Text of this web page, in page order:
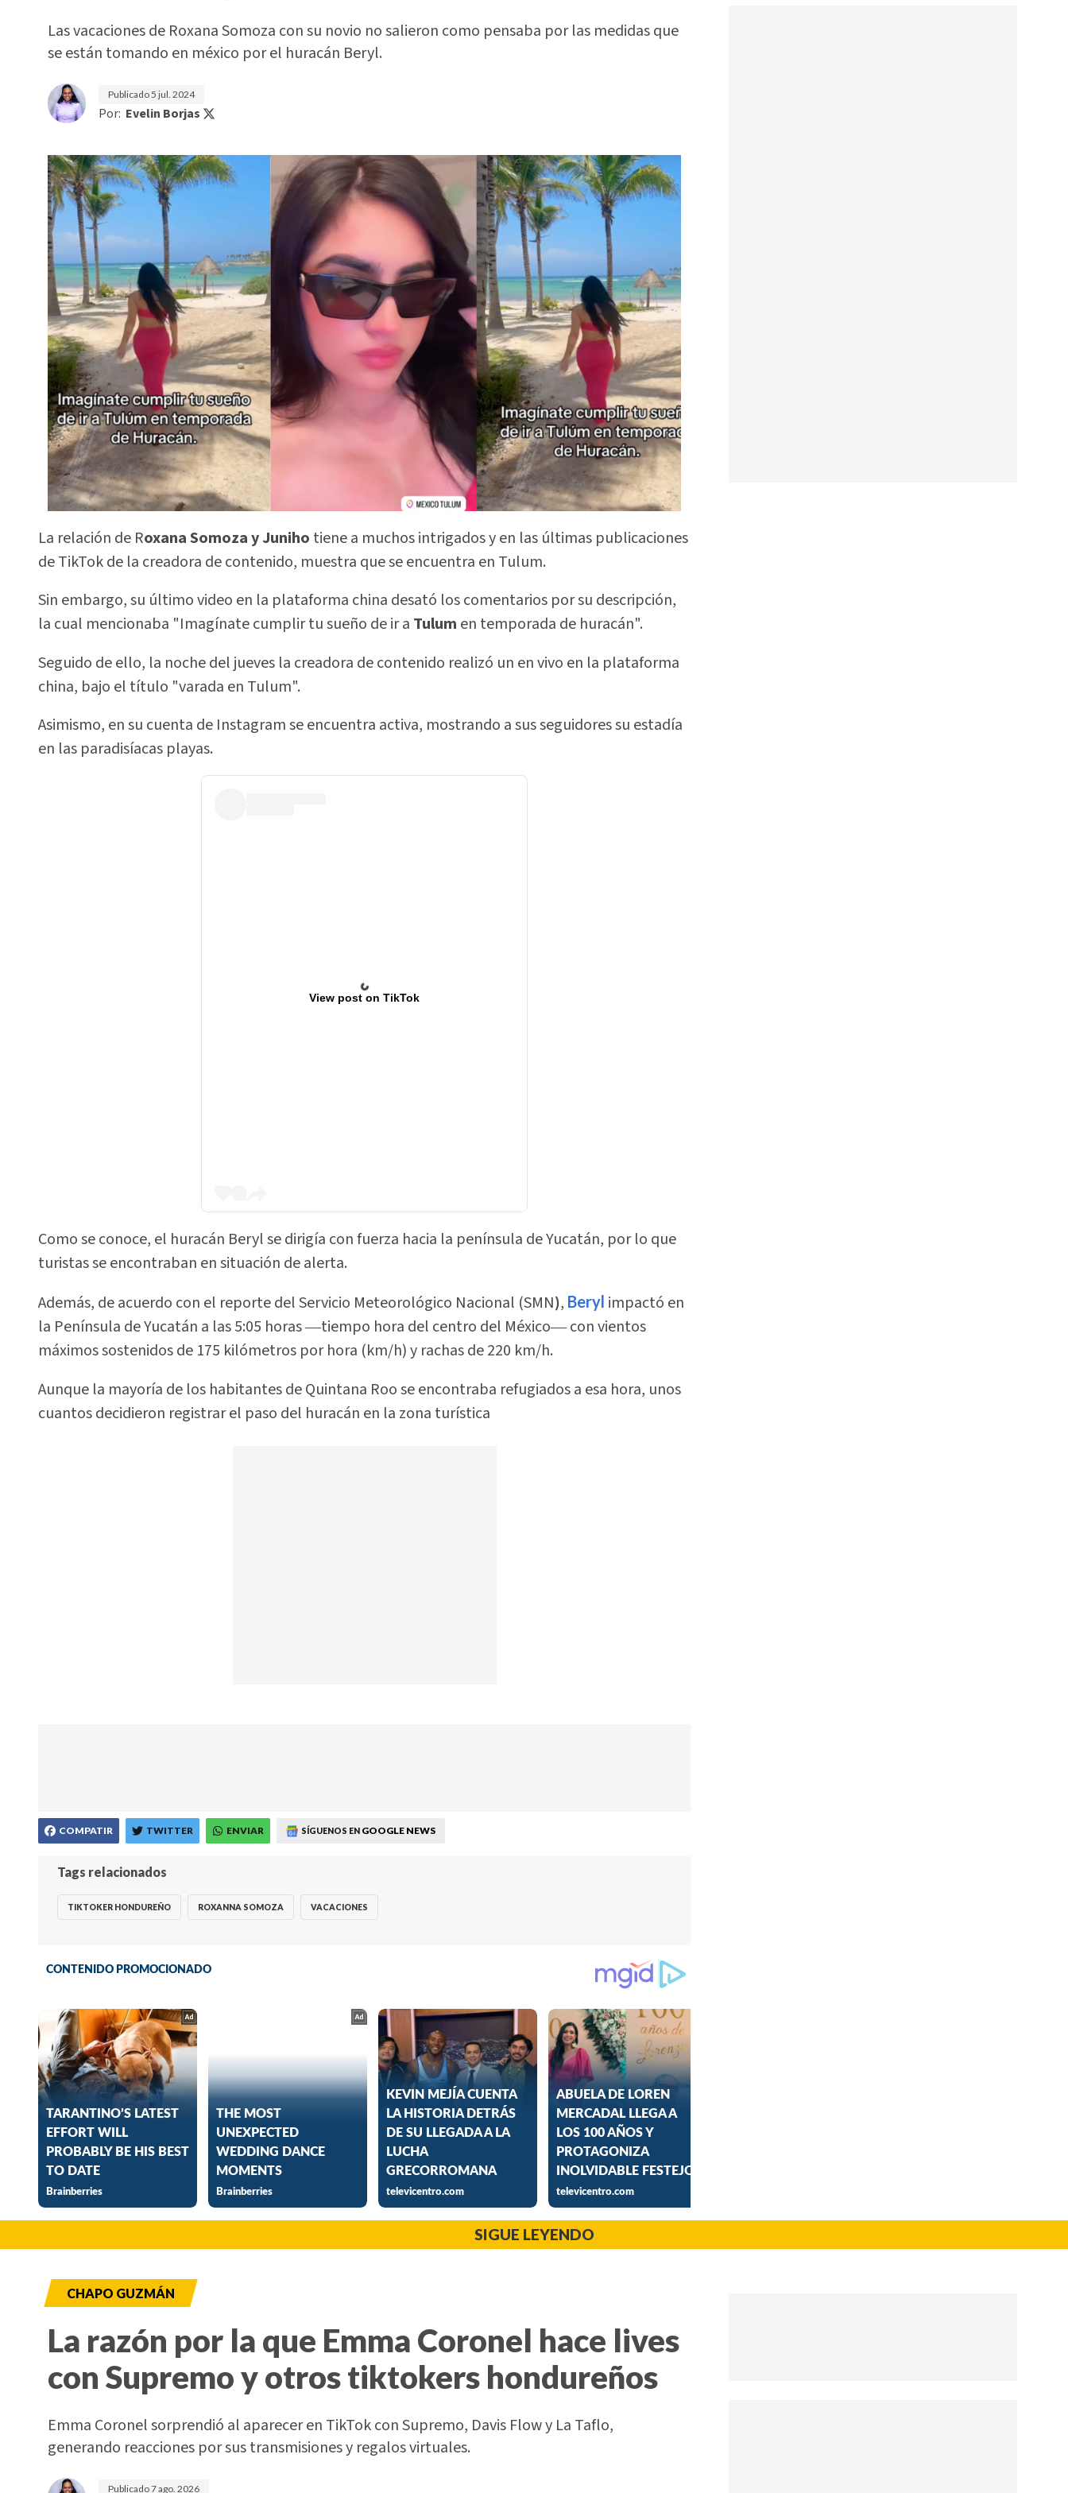
Las vacaciones de Roxana Somoza con su novio no salieron como pensaba por las medidas que
se están tomando en méxico por el huracán Beryl.
Publicado5 jul. 2024
Por: Evelin Borjas
La relación de Roxana Somoza y Juniho tiene a muchos intrigados y en las últimas publicaciones
de TikTok de la creadora de contenido, muestra que se encuentra en Tulum.
Sin embargo, su último video en la plataforma china desató los comentarios por su descripción,
la cual mencionaba "Imagínate cumplir tu sueño de ir a Tulum en temporada de huracán".
Seguido de ello, la noche del jueves la creadora de contenido realizó un en vivo en la plataforma
china, bajo el título "varada en Tulum".
Asimismo, en su cuenta de Instagram se encuentra activa, mostrando a sus seguidores su estadía
en las paradisíacas playas.
View post on TikTok
Como se conoce, el huracán Beryl se dirigía con fuerza hacia la península de Yucatán, por lo que
turistas se encontraban en situación de alerta.
Además, de acuerdo con el reporte del Servicio Meteorológico Nacional (SMN), Beryl impactó en
la Península de Yucatán a las 5:05 horas ―tiempo hora del centro del México― con vientos
máximos sostenidos de 175 kilómetros por hora (km/h) y rachas de 220 km/h.
Aunque la mayoría de los habitantes de Quintana Roo se encontraba refugiados a esa hora, unos
cuantos decidieron registrar el paso del huracán en la zona turística
COMPATIR TWITTER ENVIAR SÍGUENOS EN GOOGLE NEWS
Tags relacionados
TIKTOKER HONDUREÑO ROXANNA SOMOZA VACACIONES
SIGUE LEYENDO
CHAPO GUZMÁN
La razón por la que Emma Coronel hace lives
con Supremo y otros tiktokers hondureños
Emma Coronel sorprendió al aparecer en TikTok con Supremo, Davis Flow y La Taflo,
generando reacciones por sus transmisiones y regalos virtuales.
Publicado7 ago. 2026